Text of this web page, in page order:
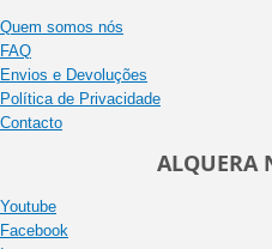
Quem somos nós
FAQ
Envios e Devoluções
Política de Privacidade
Contacto
ALQUERA
Youtube
Facebook